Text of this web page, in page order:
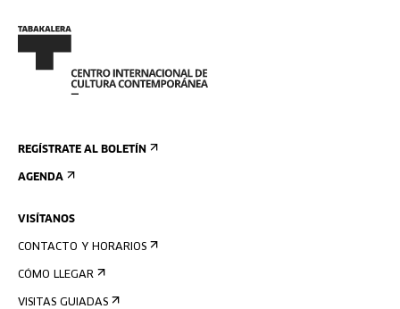
REGÍSTRATE AL BOLETÍN
AGENDA
VISÍTANOS
CONTACTO Y HORARIOS
CÓMO LLEGAR
VISITAS GUIADAS